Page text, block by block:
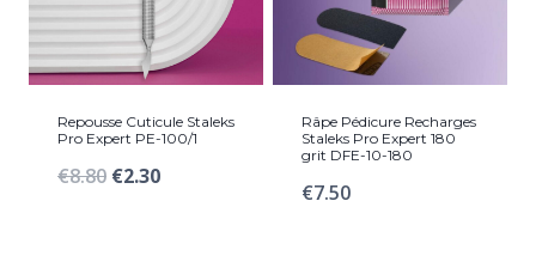
Repousse Cuticule Staleks
Pro Expert PE-100/1
€8.80 Le
€2.30Le
Râpe Pédicure Recharges
Staleks Pro Expert 180
grit DFE-10-180
€7.50